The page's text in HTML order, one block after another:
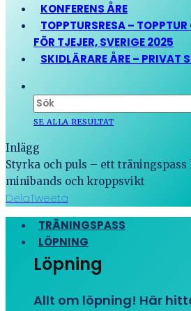
KONFERENS ÅRE
TOPPTURSRESA –
FÖR TJEJER, SVERIGE 2025
SKIDLÄRARE ÅRE – PRIVAT
SE ALLA RESULTAT
Inlägg
Styrka och puls – ett träningspass
minibands och kroppsvikt
DelaTweeta
TRÄNINGSPASS
LÖPNING
Löpning
Allt om löpning! Här